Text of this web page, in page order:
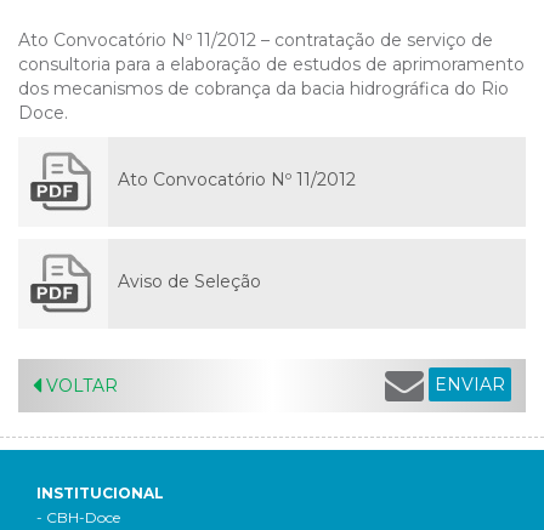
Ato Convocatório Nº 11/2012 – contratação de serviço de
consultoria para a elaboração de estudos de aprimoramento
dos mecanismos de cobrança da bacia hidrográfica do Rio
Doce.
Ato Convocatório Nº 11/2012
Aviso de Seleção
VOLTAR ENVIAR
INSTITUCIONAL
- CBH-Doce